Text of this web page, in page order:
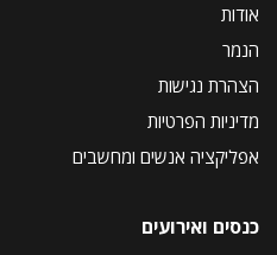
אודות
הנמר
הצהרת נגישות
מדיניות הפרטיות
אפליקציה אנשים ומחשבים
כנסים ואירועים